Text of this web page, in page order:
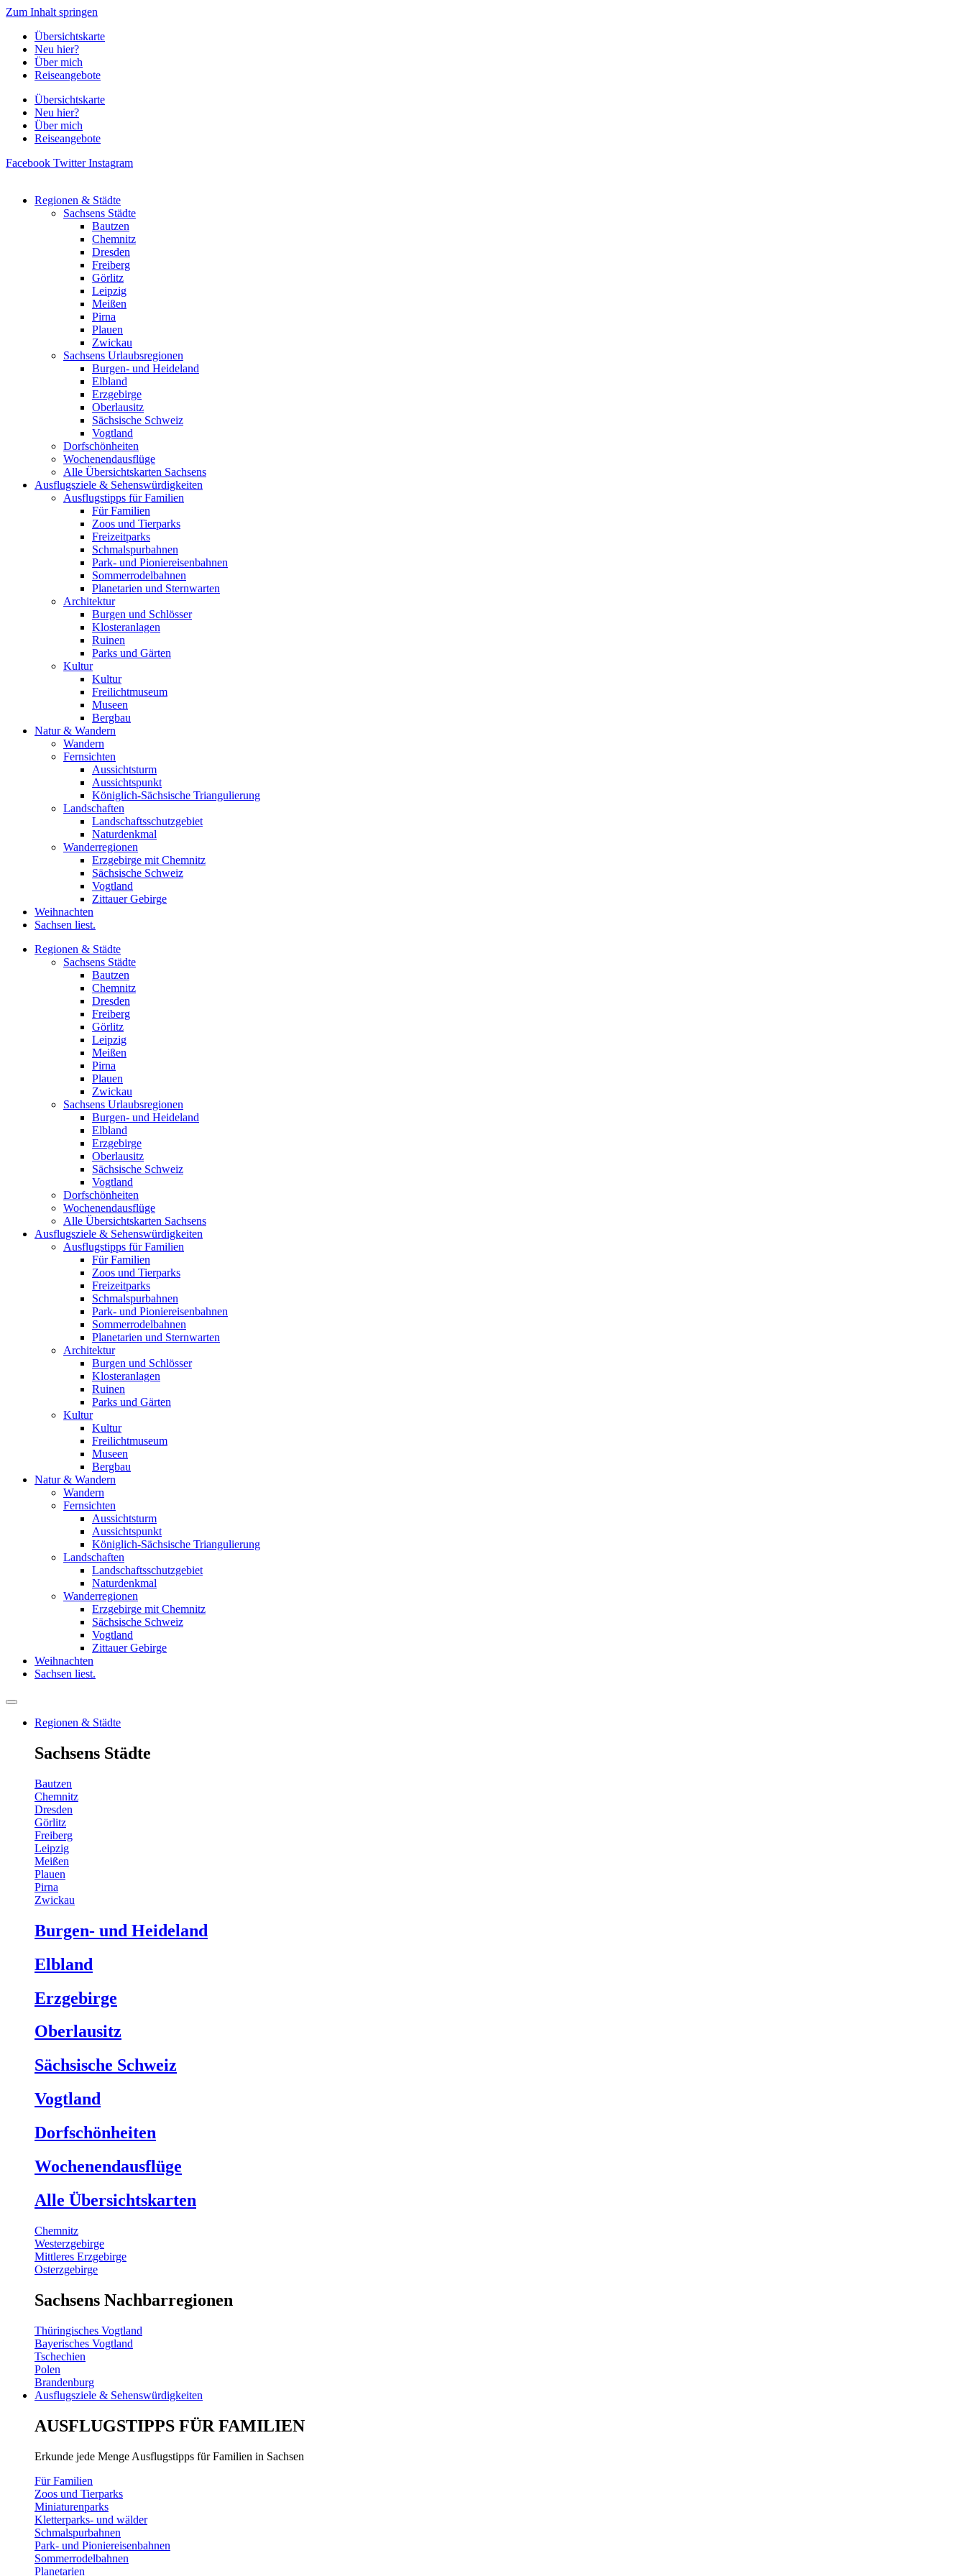
Zum Inhalt springen
Übersichtskarte
Neu hier?
Über mich
Reiseangebote
Übersichtskarte
Neu hier?
Über mich
Reiseangebote
Facebook Twitter Instagram
Regionen & Städte
Sachsens Städte
Bautzen
Chemnitz
Dresden
Freiberg
Görlitz
Leipzig
Meißen
Pirna
Plauen
Zwickau
Sachsens Urlaubsregionen
Burgen- und Heideland
Elbland
Erzgebirge
Oberlausitz
Sächsische Schweiz
Vogtland
Dorfschönheiten
Wochenendausflüge
Alle Übersichtskarten Sachsens
Ausflugsziele & Sehenswürdigkeiten
Ausflugstipps für Familien
Für Familien
Zoos und Tierparks
Freizeitparks
Schmalspurbahnen
Park- und Pioniereisenbahnen
Sommerrodelbahnen
Planetarien und Sternwarten
Architektur
Burgen und Schlösser
Klosteranlagen
Ruinen
Parks und Gärten
Kultur
Kultur
Freilichtmuseum
Museen
Bergbau
Natur & Wandern
Wandern
Fernsichten
Aussichtsturm
Aussichtspunkt
Königlich-Sächsische Triangulierung
Landschaften
Landschaftsschutzgebiet
Naturdenkmal
Wanderregionen
Erzgebirge mit Chemnitz
Sächsische Schweiz
Vogtland
Zittauer Gebirge
Weihnachten
Sachsen liest.
Regionen & Städte
Sachsens Städte
Bautzen
Chemnitz
Dresden
Freiberg
Görlitz
Leipzig
Meißen
Pirna
Plauen
Zwickau
Sachsens Urlaubsregionen
Burgen- und Heideland
Elbland
Erzgebirge
Oberlausitz
Sächsische Schweiz
Vogtland
Dorfschönheiten
Wochenendausflüge
Alle Übersichtskarten Sachsens
Ausflugsziele & Sehenswürdigkeiten
Ausflugstipps für Familien
Für Familien
Zoos und Tierparks
Freizeitparks
Schmalspurbahnen
Park- und Pioniereisenbahnen
Sommerrodelbahnen
Planetarien und Sternwarten
Architektur
Burgen und Schlösser
Klosteranlagen
Ruinen
Parks und Gärten
Kultur
Kultur
Freilichtmuseum
Museen
Bergbau
Natur & Wandern
Wandern
Fernsichten
Aussichtsturm
Aussichtspunkt
Königlich-Sächsische Triangulierung
Landschaften
Landschaftsschutzgebiet
Naturdenkmal
Wanderregionen
Erzgebirge mit Chemnitz
Sächsische Schweiz
Vogtland
Zittauer Gebirge
Weihnachten
Sachsen liest.
Regionen & Städte
Sachsens Städte
Bautzen
Chemnitz
Dresden
Görlitz
Freiberg
Leipzig
Meißen
Plauen
Pirna
Zwickau
Burgen- und Heideland
Elbland
Erzgebirge
Oberlausitz
Sächsische Schweiz
Vogtland
Dorfschönheiten
Wochenendausflüge
Alle Übersichtskarten
Chemnitz
Westerzgebirge
Mittleres Erzgebirge
Osterzgebirge
Sachsens Nachbarregionen
Thüringisches Vogtland
Bayerisches Vogtland
Tschechien
Polen
Brandenburg
Ausflugsziele & Sehenswürdigkeiten
AUSFLUGSTIPPS FÜR FAMILIEN
Erkunde jede Menge Ausflugstipps für Familien in Sachsen
Für Familien
Zoos und Tierparks
Miniaturenparks
Kletterparks- und wälder
Schmalspurbahnen
Park- und Pioniereisenbahnen
Sommerrodelbahnen
Planetarien